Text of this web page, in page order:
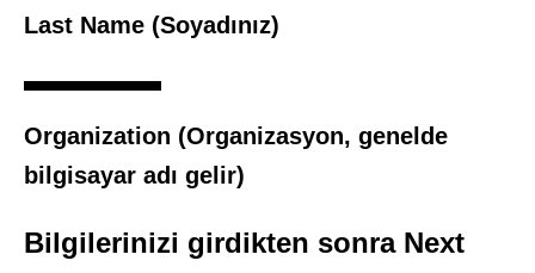
Last Name (Soyadınız)
Organization (Organizasyon, genelde
bilgisayar adı gelir)
Bilgilerinizi girdikten sonra Next